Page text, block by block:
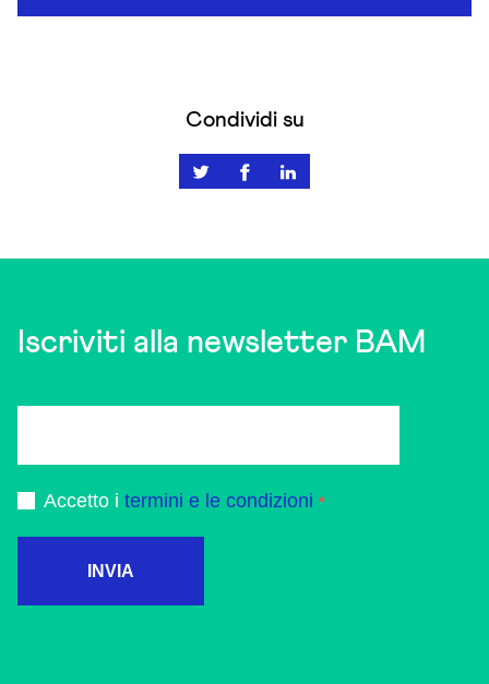
Condividi su
Iscriviti alla newsletter BAM
Accetto i termini e le condizioni
INVIA